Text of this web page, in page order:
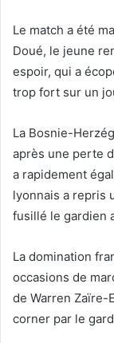
Le match a été
Doué, le jeune
espoir, qui a
trop fort sur un
La Bosnie-
après une perte
a rapidement
lyonnais a repris
fusillé le gardien
La domination
occasions de
de Warren Zaïre-
corner par le